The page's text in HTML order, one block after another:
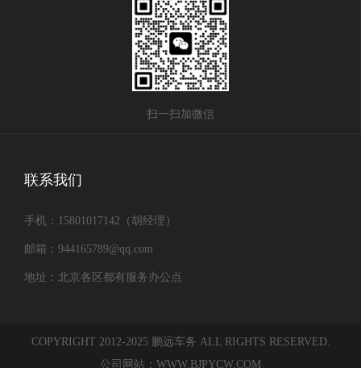
扫一扫加微信
联系我们
手机：15801017142（胡经理）
邮箱：944165789@qq.com
地址：北京各区都有服务办公点
COPYRIGHT 2012-2025 鹏远车务 ALL RIGHTS RESERVED.
公司网站：WWW.BJPYCW.COM